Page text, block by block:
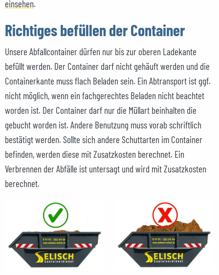
einsehen.
Richtiges befüllen der Container
Unsere Abfallcontainer dürfen nur bis zur oberen Ladekante
befüllt werden. Der Container darf nicht gehäuft werden und die
Containerkante muss flach Beladen sein. Ein Abtransport ist ggf.
nicht möglich, wenn ein fachgerechtes Beladen nicht beachtet
worden ist. Der Container darf nur die Müllart beinhalten die
gebucht worden ist. Andere Benutzung muss vorab schriftlich
bestätigt werden. Sollte sich andere Schuttarten im Container
befinden, werden diese mit Zusatzkosten berechnet. Ein
Verbrennen der Abfälle ist untersagt und wird mit Zusatzkosten
berechnet.